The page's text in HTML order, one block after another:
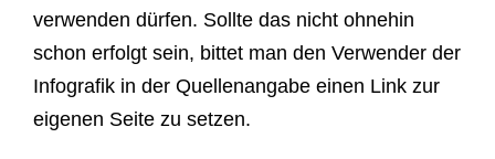
verwenden dürfen. Sollte das nicht ohnehin
schon erfolgt sein, bittet man den Verwender der
Infografik in der Quellenangabe einen Link zur
eigenen Seite zu setzen.